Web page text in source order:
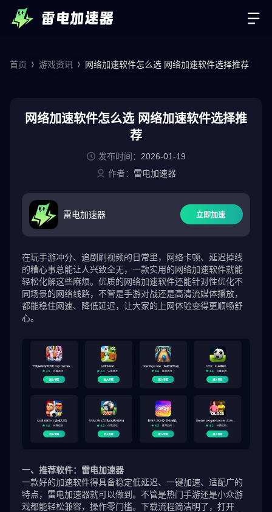
首页 游戏资讯 网络加速软件怎么选 网络加速软件选择推荐
网络加速软件怎么选 网络加速软件选择推
荐
发布时间： 2026-01-19
作者： 雷电加速器
雷电加速器 立即加速
在玩手游冲分、追剧刷视频的日常里，网络卡顿、延迟掉线
的糟心事总能让人兴致全无，一款实用的网络加速软件就能
轻松化解这些麻烦。优质的网络加速软件还能针对性优化不
同场景的网络线路，不管是手游对战还是高清流媒体播放，
都能稳住网速、降低延迟，让大家的上网体验变得更顺畅舒
心。
一、推荐软件：雷电加速器
一款好的加速软件得具备稳定低延迟、一键加速、适配广的
特点，雷电加速器就可以做到。不管是热门手游还是小众游
戏都能轻松兼容，操作零门槛。下载流程简洁明了，打开